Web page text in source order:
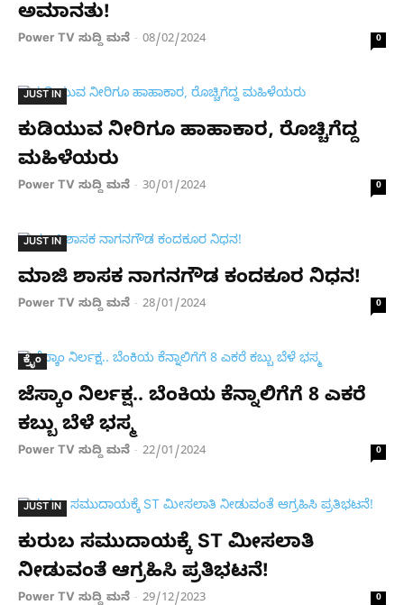
ಅಮಾನತು!
Power TV ಸುದ್ದಿ ಮನೆ - 08/02/2024 0
JUST IN
ಕುಡಿಯುವ ನೀರಿಗೂ ಹಾಹಾಕಾರ, ರೊಚ್ಚಿಗೆದ್ದ
ಮಹಿಳೆಯರು
Power TV ಸುದ್ದಿ ಮನೆ - 30/01/2024 0
JUST IN
ಮಾಜಿ ಶಾಸಕ ನಾಗನಗೌಡ ಕಂದಕೂರ ನಿಧನ!
Power TV ಸುದ್ದಿ ಮನೆ - 28/01/2024 0
ಕ್ರೈಂ
ಜೆಸ್ಕಾಂ ನಿರ್ಲಕ್ಷ.. ಬೆಂಕಿಯ ಕೆನ್ನಾಲಿಗೆಗೆ 8 ಎಕರೆ
ಕಬ್ಬು ಬೆಳೆ ಭಸ್ಮ
Power TV ಸುದ್ದಿ ಮನೆ - 22/01/2024 0
JUST IN
ಕುರುಬ ಸಮುದಾಯಕ್ಕೆ ST ಮೀಸಲಾತಿ
ನೀಡುವಂತೆ ಆಗ್ರಹಿಸಿ ಪ್ರತಿಭಟನೆ!
Power TV ಸುದ್ದಿ ಮನೆ - 29/12/2023 0